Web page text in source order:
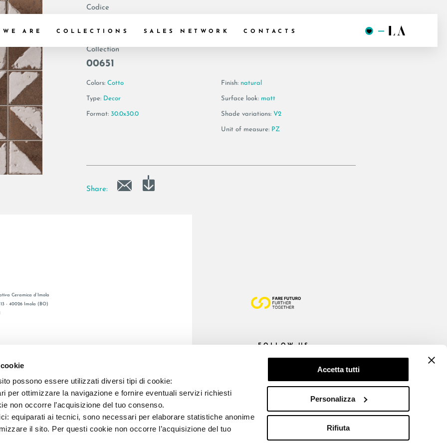
possono essere utilizzati diversi tipi di cookie:
per ottimizzare la navigazione e fornire eventuali servizi richiesti
non occorre l’acquisizione del tuo consenso.
equiparati ai tecnici, sono necessari per elaborare statistiche anonime
il sito. Per questi cookie non occorre l’acquisizione del tuo
Accetta tutti
Personalizza
Rifiuta
WE ARE COLLECTIONS SALES NETWORK CONTACTS
Codice
Collection
00651
Colors: Cotto
Type: Decor
Format: 30.0x30.0
Finish: natural
Surface look: matt
Shade variations: V2
Unit of measure: PZ
Share:
Ceramica d’Imola
- 40026 Imola (BO)
FOLLOW US
E REG. IMPR. BO 00286900378 R.E.A. BO 5545